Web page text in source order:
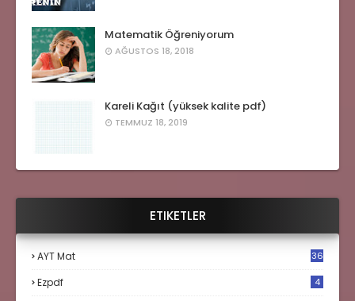
Matematik Öğreniyorum
AĞUSTOS 18, 2018
Kareli Kağıt (yüksek kalite pdf)
TEMMUZ 18, 2019
ETIKETLER
AYT Mat 36
Ezpdf 4